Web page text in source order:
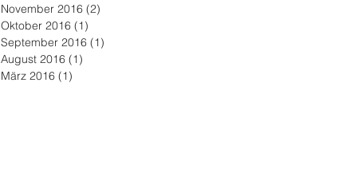
November 2016 (2)
Oktober 2016 (1)
September 2016 (1)
August 2016 (1)
März 2016 (1)